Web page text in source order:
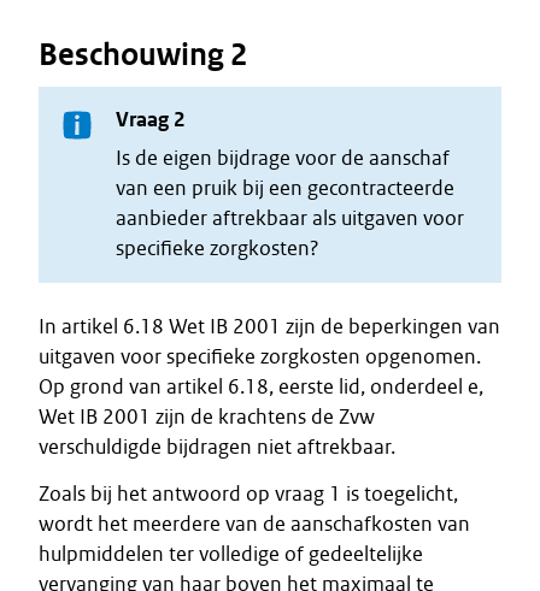
Beschouwing 2
Vraag 2
Is de eigen bijdrage voor de aanschaf
van een pruik bij een gecontracteerde
aanbieder aftrekbaar als uitgaven voor
specifieke zorgkosten?
In artikel 6.18 Wet IB 2001 zijn de beperkingen van
uitgaven voor specifieke zorgkosten opgenomen.
Op grond van artikel 6.18, eerste lid, onderdeel e,
Wet IB 2001 zijn de krachtens de Zvw
verschuldigde bijdragen niet aftrekbaar.
Zoals bij het antwoord op vraag 1 is toegelicht,
wordt het meerdere van de aanschafkosten van
hulpmiddelen ter volledige of gedeeltelijke
vervanging van haar boven het maximaal te